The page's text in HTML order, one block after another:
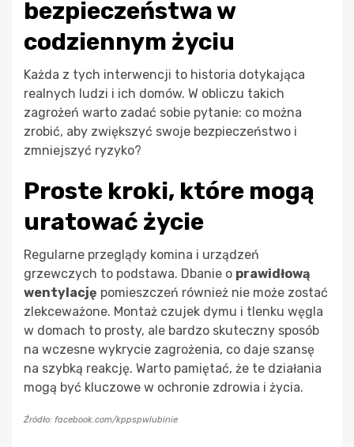
bezpieczeństwa w
codziennym życiu
Każda z tych interwencji to historia dotykająca
realnych ludzi i ich domów. W obliczu takich
zagrożeń warto zadać sobie pytanie: co można
zrobić, aby zwiększyć swoje bezpieczeństwo i
zmniejszyć ryzyko?
Proste kroki, które mogą
uratować życie
Regularne przeglądy komina i urządzeń
grzewczych to podstawa. Dbanie o prawidłową
wentylację pomieszczeń również nie może zostać
zlekceważone. Montaż czujek dymu i tlenku węgla
w domach to prosty, ale bardzo skuteczny sposób
na wczesne wykrycie zagrożenia, co daje szansę
na szybką reakcję. Warto pamiętać, że te działania
mogą być kluczowe w ochronie zdrowia i życia.
Źródło: facebook.com/kppspwlubinie